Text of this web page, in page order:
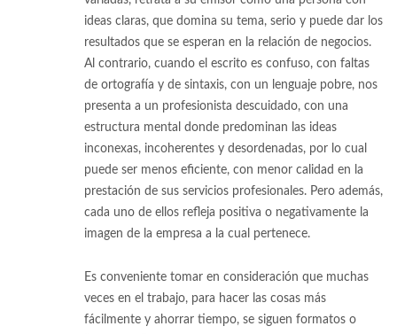
ideas claras, que domina su tema, serio y puede dar los
resultados que se esperan en la relación de negocios.
Al contrario, cuando el escrito es confuso, con faltas
de ortografía y de sintaxis, con un lenguaje pobre, nos
presenta a un profesionista descuidado, con una
estructura mental donde predominan las ideas
inconexas, incoherentes y desordenadas, por lo cual
puede ser menos eficiente, con menor calidad en la
prestación de sus servicios profesionales. Pero además,
cada uno de ellos refleja positiva o negativamente la
imagen de la empresa a la cual pertenece.
Es conveniente tomar en consideración que muchas
veces en el trabajo, para hacer las cosas más
fácilmente y ahorrar tiempo, se siguen formatos o